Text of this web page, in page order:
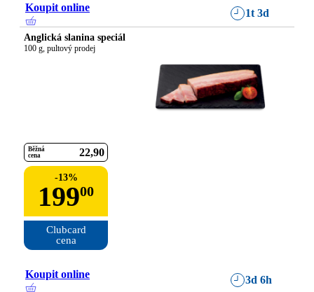
Koupit online 1t 3d
Anglická slanina speciál
100 g, pultový prodej
Běžná
cena
22 90
-13%
19900
Clubcard
cena
Koupit online 3d 6h